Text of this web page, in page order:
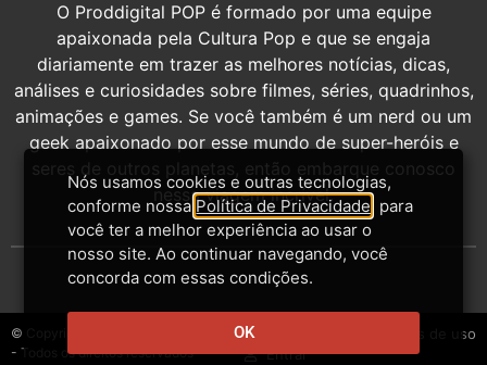
O Proddigital POP é formado por uma equipe
apaixonada pela Cultura Pop e que se engaja
diariamente em trazer as melhores notícias, dicas,
análises e curiosidades sobre filmes, séries, quadrinhos,
animações e games. Se você também é um nerd ou um
geek apaixonado por esse mundo de super-heróis e
seres de outros planetas, então embarque conosco
nessa viagem incrível.
© Copyright 2014-2026 - Proddigital
- Todos os direitos reservados
Contato
Termos de uso
Entrar
Nós usamos cookies e outras tecnologias,
conforme nossa Política de Privacidade , para
você ter a melhor experiência ao usar o
nosso site. Ao continuar navegando, você
concorda com essas condições.
OK